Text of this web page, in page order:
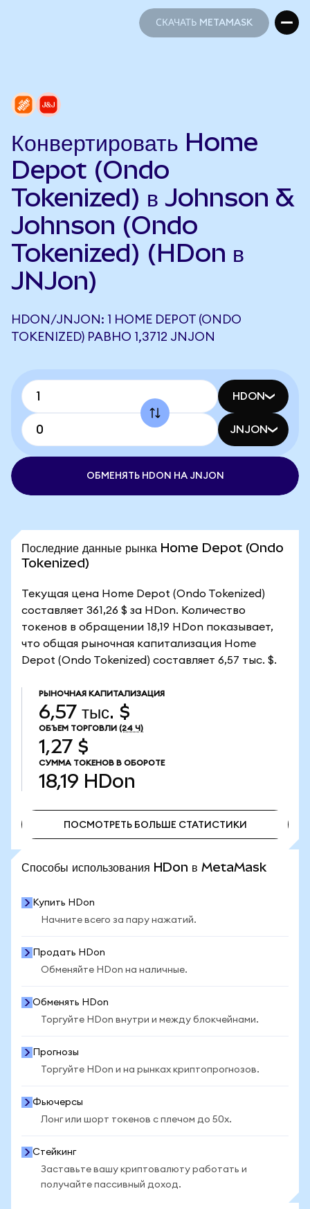
СКАЧАТЬ METAMASK
Конвертировать Home
Depot (Ondo
Tokenized) в Johnson &
Johnson (Ondo
Tokenized) (HDon в
JNJon)
HDON/JNJON: 1 HOME DEPOT (ONDO
TOKENIZED) РАВНО 1,3712 JNJON
HDON
JNJON
ОБМЕНЯТЬ HDON НА JNJON
Последние данные рынка Home Depot (Ondo
Tokenized)
Текущая цена Home Depot (Ondo Tokenized)
составляет 361,26 $ за HDon. Количество
токенов в обращении 18,19 HDon показывает,
что общая рыночная капитализация Home
Depot (Ondo Tokenized) составляет 6,57 тыс. $.
РЫНОЧНАЯ КАПИТАЛИЗАЦИЯ
6,57 тыс. $
ОБЪЕМ ТОРГОВЛИ (24 Ч)
1,27 $
СУММА ТОКЕНОВ В ОБОРОТЕ
18,19 HDon
ПОСМОТРЕТЬ БОЛЬШЕ СТАТИСТИКИ
Способы использования HDon в MetaMask
Купить HDon
Начните всего за пару нажатий.
Продать HDon
Обменяйте HDon на наличные.
Обменять HDon
Торгуйте HDon внутри и между блокчейнами.
Прогнозы
Торгуйте HDon и на рынках криптопрогнозов.
Фьючерсы
Лонг или шорт токенов с плечом до 50x.
Стейкинг
Заставьте вашу криптовалюту работать и
получайте пассивный доход.